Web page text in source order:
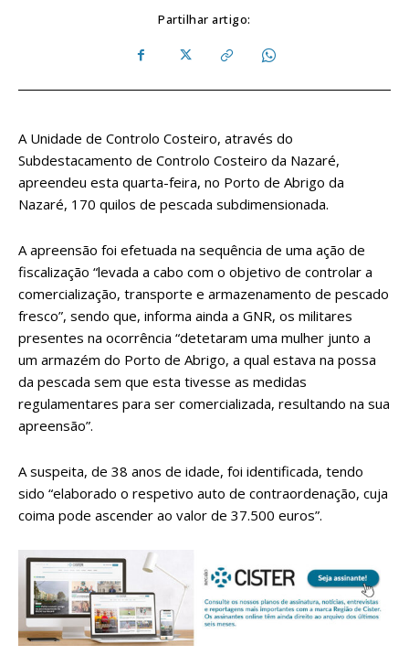
Partilhar artigo:
A Unidade de Controlo Costeiro, através do
Subdestacamento de Controlo Costeiro da Nazaré,
apreendeu esta quarta-feira, no Porto de Abrigo da
Nazaré, 170 quilos de pescada subdimensionada.
A apreensão foi efetuada na sequência de uma ação de
fiscalização “levada a cabo com o objetivo de controlar a
comercialização, transporte e armazenamento de pescado
fresco”, sendo que, informa ainda a GNR, os militares
presentes na ocorrência “detetaram uma mulher junto a
um armazém do Porto de Abrigo, a qual estava na possa
da pescada sem que esta tivesse as medidas
regulamentares para ser comercializada, resultando na sua
apreensão”.
A suspeita, de 38 anos de idade, foi identificada, tendo
sido “elaborado o respetivo auto de contraordenação, cuja
coima pode ascender ao valor de 37.500 euros”.